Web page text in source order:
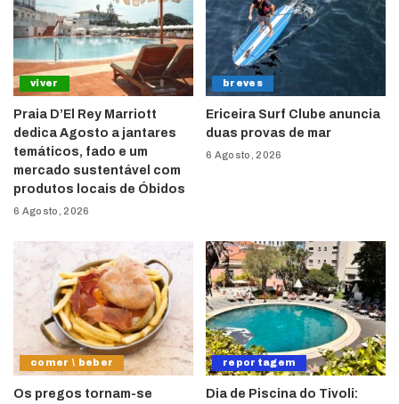
viver
Praia D’El Rey Marriott
dedica Agosto a jantares
temáticos, fado e um
mercado sustentável com
produtos locais de Óbidos
6 Agosto, 2026
breves
Ericeira Surf Clube anuncia
duas provas de mar
6 Agosto, 2026
comer \ beber
Os pregos tornam-se
reportagem
Dia de Piscina do Tivoli: